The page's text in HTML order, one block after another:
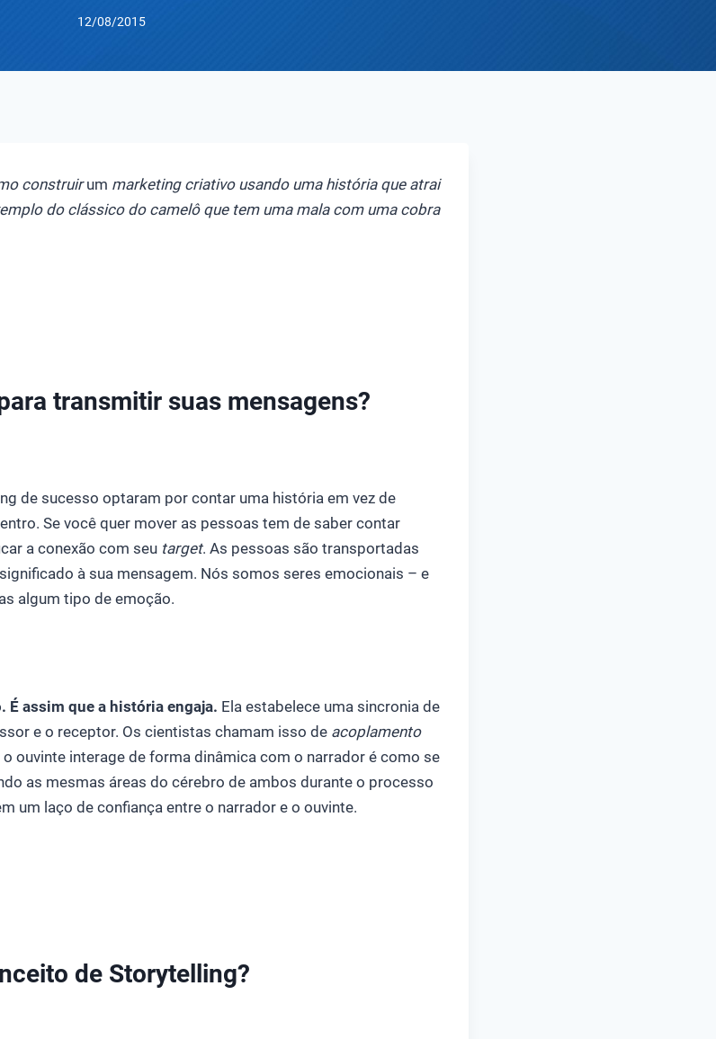
12/08/2015
construirum marketing criativo usando uma história que atrai
do clássico do camelô que tem uma mala com uma cobra
transmitir suas mensagens?
de sucesso optaram por contar uma história em vez de
Se você quer mover as pessoas tem de saber contar
a conexão com seu target. As pessoas são transportadas
à sua mensagem. Nós somos seres emocionais – e
algum tipo de emoção.
assim que a história engaja. Ela estabelece uma sincronia de
e o receptor. Os cientistas chamam isso de acoplamento
o ouvinte interage de forma dinâmica com o narrador é como se
as mesmas áreas do cérebro de ambos durante o processo
um laço de confiança entre o narrador e o ouvinte.
de Storytelling?